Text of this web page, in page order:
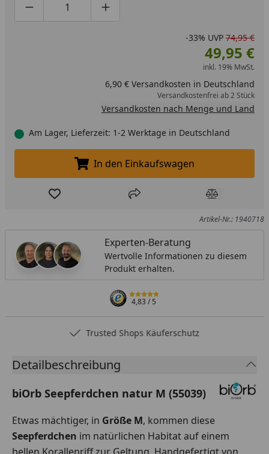
Produktmenge um eins verringern
Produktmenge manuell eingeben
Produktmenge um eins erhöhen
-33% UVP 74,95 €
49,95 €
inkl. 19% MwSt.
6,90 € Versandkosten in Deutschland
Versandkostenfrei ab 2 Stück
Versandkosten nach Menge und Land
Am Lager, Lieferzeit: 1-2 Werktage in Deutschland
In den Einkaufswagen legen
In den Einkaufswagen
Produkt zur Wunschliste hinzufügen
Teilen Produkt
Artikel-Nr.: 1940718
Experten-Beratung
Wertvolle Informationen zu diesem
Produkt erhalten.
4,83/ 5
Trusted Shops Käuferschutz
Detailbeschreibung
biOrb Seepferdchen natur M (55039)
Etwas mächtiger, in Größe M, kommen diese
Seepferdchen im natürlichen Habitat auf einem